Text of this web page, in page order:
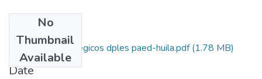
No
Thumbnail
Available
65 Planes estratégicos dples paed-huila.pdf(1.78 MB)
Date